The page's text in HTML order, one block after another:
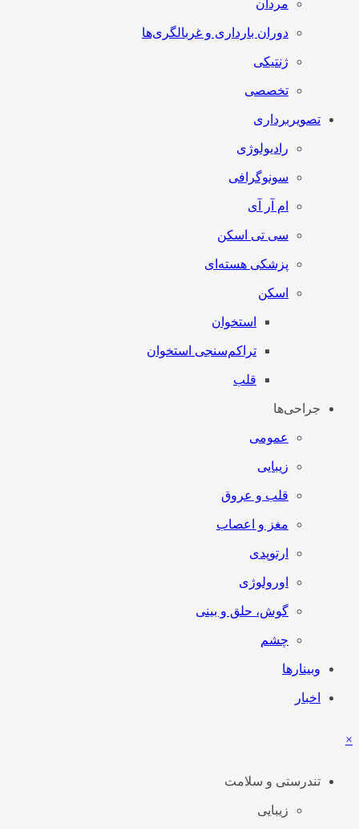
مردان
دوران بارداری و غربالگری‌ها
ژنتیکی
تخصصی
تصویربرداری
رادیولوژی
سونوگرافی
ام آر آی
سی تی اسکن
پزشکی هسته‌ای
اسکن
استخوان
تراکم‌سنجی استخوان
قلب
جراحی‌ها
عمومی
زیبایی
قلب و عروق
مغز و اعصاب
ارتوپدی
اورولوژی
گوش، حلق و بینی
چشم
وبینارها
اخبار
×
تندرستی و سلامت
زیبایی